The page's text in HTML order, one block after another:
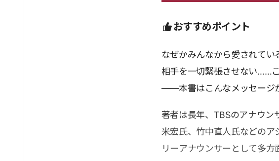
おすすめポイント
なぜかみんなから愛されて
相手を一切緊張させない……
――本書はこんなメッセージ
著者は長年、TBSのアナウン
米宏氏、竹中直人氏などのア
リーアナウンサーとして多方